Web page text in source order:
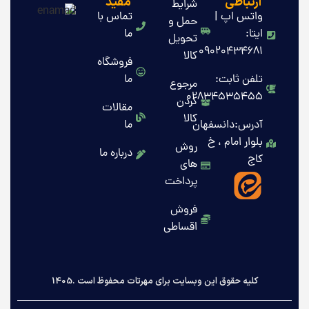
واتس اپ |
ایتا:
09020434681
تلفن ثابت:
02834535455
آدرس:دانسفهان
بلوار امام ، خ
کاج
شرایط
حمل و
تحویل
کالا
مرجوع
کردن
کالا
روش
های
پرداخت
فروش
اقساطی
تماس با
ما
فروشگاه
ما
مقالات
ما
درباره ما
کلیه حقوق این وبسایت برای مهرتات محفوظ است .1405